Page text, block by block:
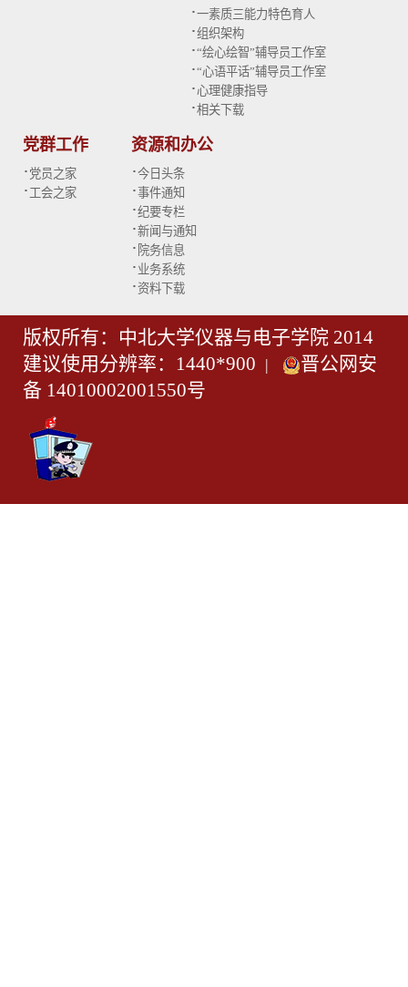
·一素质三能力特色育人
·组织架构
·“绘心绘智”辅导员工作室
·“心语平话”辅导员工作室
·心理健康指导
·相关下载
党群工作
· 党员之家
· 工会之家
资源和办公
·今日头条
·事件通知
·纪要专栏
·新闻与通知
· 院务信息
· 业务系统
·资料下载
版权所有：中北大学仪器与电子学院 2014
建议使用分辨率：1440*900 |
晋公网安
备 14010002001550号